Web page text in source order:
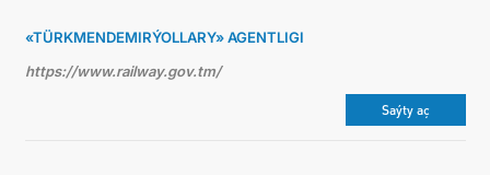
«TÜRKMENDEMIRÝOLLARY» AGENTLIGI
https://www.railway.gov.tm/
Saýty aç